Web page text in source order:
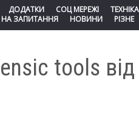
ДОДАТКИ СОЦ МЕРЕЖІ ТЕХНІКА
НА ЗАПИТАННЯ НОВИНИ РІЗНЕ
tools